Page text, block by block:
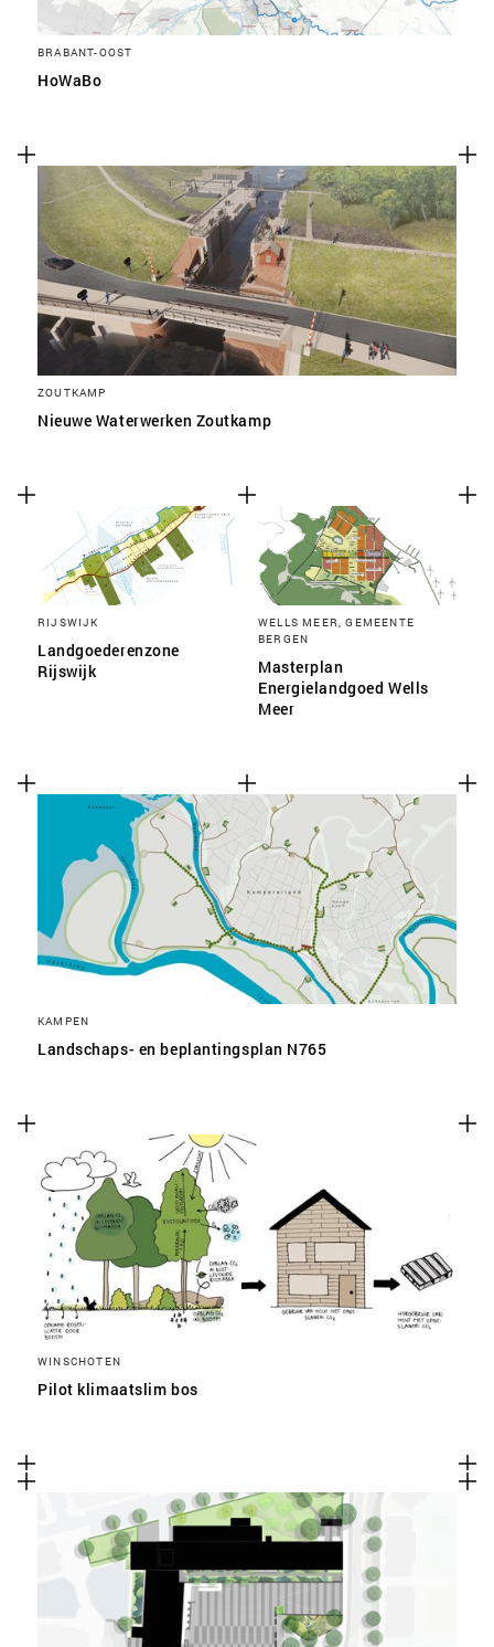
BRABANT-OOST
HoWaBo
ZOUTKAMP
Nieuwe Waterwerken Zoutkamp
RIJSWIJK
Landgoederenzone
Rijswijk
WELLS MEER, GEMEENTE
BERGEN
Masterplan
Energielandgoed Wells
Meer
KAMPEN
Landschaps- en beplantingsplan N765
WINSCHOTEN
Pilot klimaatslim bos